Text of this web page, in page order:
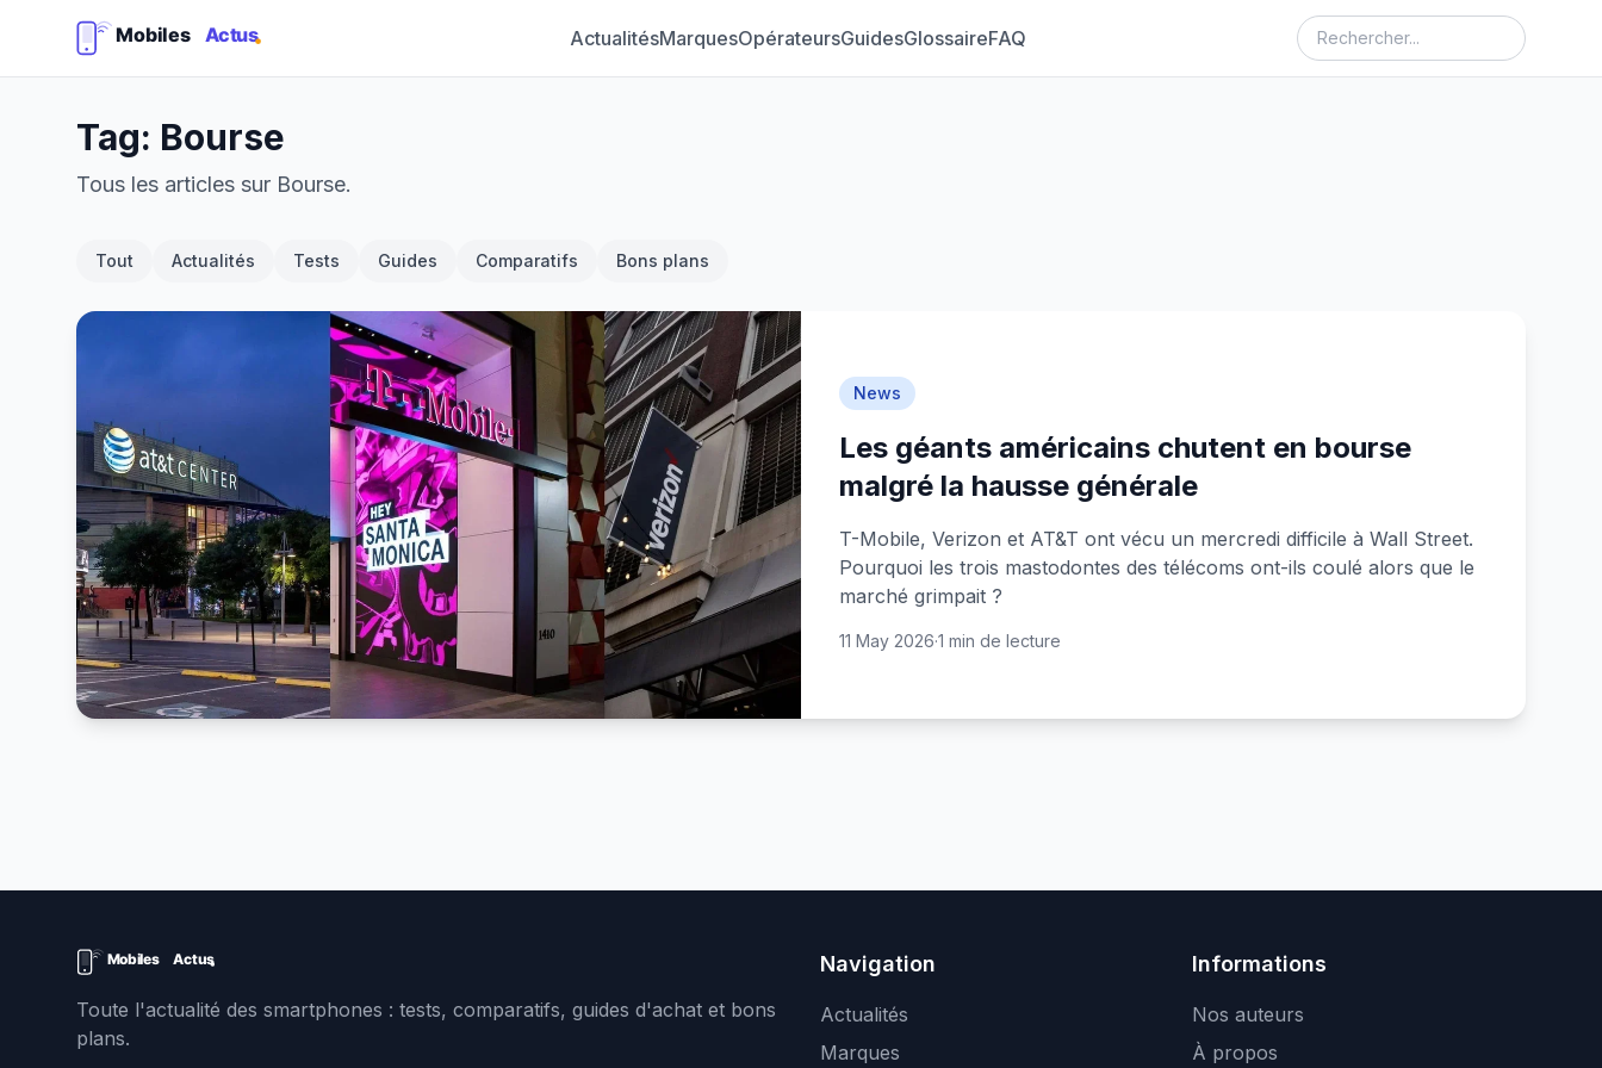
ActualitésMarquesOpérateursGuidesGlossaireFAQ
Tag: Bourse
Tous les articles sur Bourse.
Tout Actualités Tests Guides Comparatifs Bons plans
News
Les géants américains chutent en bourse
malgré la hausse générale
T-Mobile, Verizon et AT&T ont vécu un mercredi difficile à Wall Street.
Pourquoi les trois mastodontes des télécoms ont-ils coulé alors que le
marché grimpait ?
11 May 2026·1 min de lecture
Toute l'actualité des smartphones : tests, comparatifs, guides d'achat et bons
plans.
Navigation
Actualités
Marques
Informations
Nos auteurs
À propos